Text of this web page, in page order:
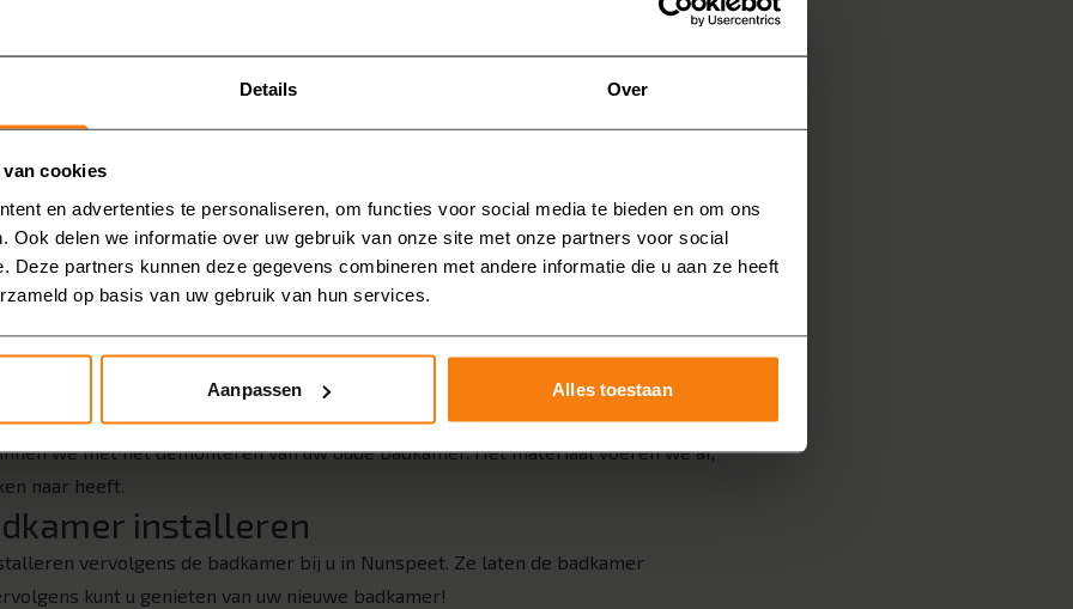
Details Over
cookies
en advertenties te personaliseren, om functies voor social media te bieden en om ons
Ook delen we informatie over uw gebruik van onze site met onze partners voor social
Deze partners kunnen deze gegevens combineren met andere informatie die u aan ze heeft
op basis van uw gebruik van hun services.
Aanpassen Alles toestaan
onze marmerlook badkamers, betonlook badkamers of landelijke badkamers. U
stijlen met elkaar combineren. Wilt u meer inspiratie opdoen? Vraag dan
brengen
of de gehele badkamer renoveren? En wilt u bijvoorbeeld een inloopdouche,
wc? Breng uw eigen wensen in kaart, zodat u over een paar weken een badkamer
voldoet.
en inmeten
alle mogelijkheden door tijdens eengratis en vrijblijvend adviesgesprek aan huis
We gaan dan ook uw badkamer inmeten. Vervolgens krijgt u een vrijblijvende
en afvoeren
we met het demonteren van uw oude badkamer. Het materiaal voeren we af,
naar heeft.
installeren
vervolgens de badkamer bij u in Nunspeet. Ze laten de badkamer
kunt u genieten van uw nieuwe badkamer!